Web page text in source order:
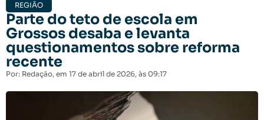
REGIÃO
Parte do teto de escola em
Grossos desaba e levanta
questionamentos sobre reforma
recente
Por: Redação, em 17 de abril de 2026, às 09:17